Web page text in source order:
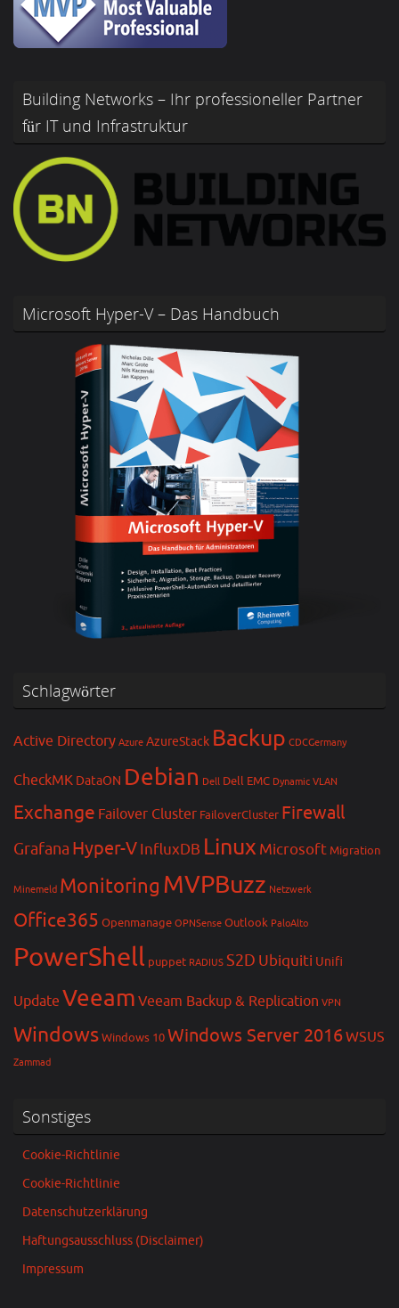
Building Networks – Ihr professioneller Partner
für IT und Infrastruktur
Microsoft Hyper-V – Das Handbuch
Schlagwörter
Active Directory Azure AzureStack Backup CDCGermany
CheckMK DataON Debian Dell Dell EMC Dynamic VLAN
Exchange Failover Cluster FailoverCluster Firewall
Grafana Hyper-VInfluxDB Linux Microsoft Migration
Minemeld Monitoring MVPBuzz Netzwerk
Office365 Openmanage OPNSense Outlook PaloAlto
PowerShell puppet RADIUS S2D Ubiquiti Unifi
Update Veeam Veeam Backup & Replication VPN
WindowsWindows 10Windows Server 2016WSUS
Zammad
Sonstiges
Cookie-Richtlinie
Cookie-Richtlinie
Datenschutzerklärung
Haftungsausschluss (Disclaimer)
Impressum